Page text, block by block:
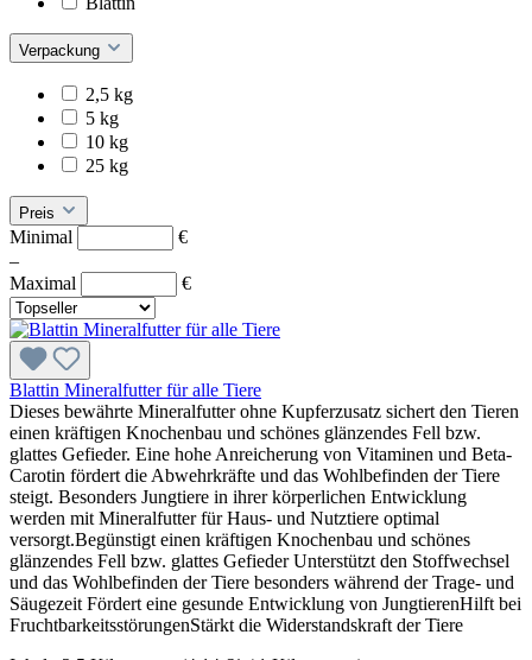
Verpackung
2,5 kg
5 kg
10 kg
25 kg
Preis
Minimal
€
–
Maximal
€
Blattin Mineralfutter für alle Tiere
Dieses bewährte Mineralfutter ohne Kupferzusatz sichert den Tieren
einen kräftigen Knochenbau und schönes glänzendes Fell bzw.
glattes Gefieder. Eine hohe Anreicherung von Vitaminen und Beta-
Carotin fördert die Abwehrkräfte und das Wohlbefinden der Tiere
steigt. Besonders Jungtiere in ihrer körperlichen Entwicklung
werden mit Mineralfutter für Haus- und Nutztiere optimal
versorgt.Begünstigt einen kräftigen Knochenbau und schönes
glänzendes Fell bzw. glattes Gefieder Unterstützt den Stoffwechsel
und das Wohlbefinden der Tiere besonders während der Trage- und
Säugezeit Fördert eine gesunde Entwicklung von JungtierenHilft bei
FruchtbarkeitsstörungenStärkt die Widerstandskraft der Tiere